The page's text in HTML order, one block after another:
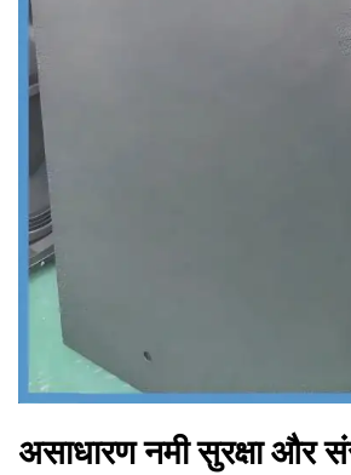
असाधारण नमी सुरक्षा और